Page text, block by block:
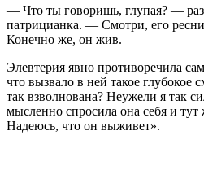
— Что ты говоришь, глупая? —
патрицианка. — Смотри, его
Конечно же, он жив.
Элевтерия явно противоречила
что вызвало в ней такое глубокое
так взволнована? Неужели я так
мысленно спросила она себя и тут
Надеюсь, что он выживет».